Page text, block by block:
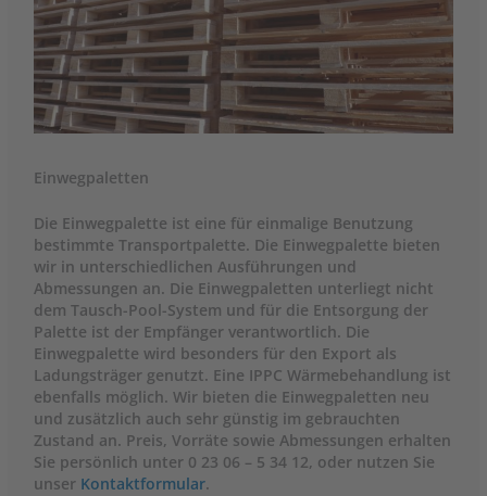
Einwegpaletten
Die Einwegpalette ist eine für einmalige Benutzung
bestimmte Transportpalette. Die Einwegpalette bieten
wir in unterschiedlichen Ausführungen und
Abmessungen an. Die Einwegpaletten unterliegt nicht
dem Tausch-Pool-System und für die Entsorgung der
Palette ist der Empfänger verantwortlich. Die
Einwegpalette wird besonders für den Export als
Ladungsträger genutzt. Eine IPPC Wärmebehandlung ist
ebenfalls möglich. Wir bieten die Einwegpaletten neu
und zusätzlich auch sehr günstig im gebrauchten
Zustand an. Preis, Vorräte sowie Abmessungen erhalten
Sie persönlich unter 0 23 06 – 5 34 12, oder nutzen Sie
unser Kontaktformular.